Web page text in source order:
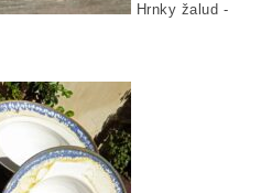
Hrnky žalud -